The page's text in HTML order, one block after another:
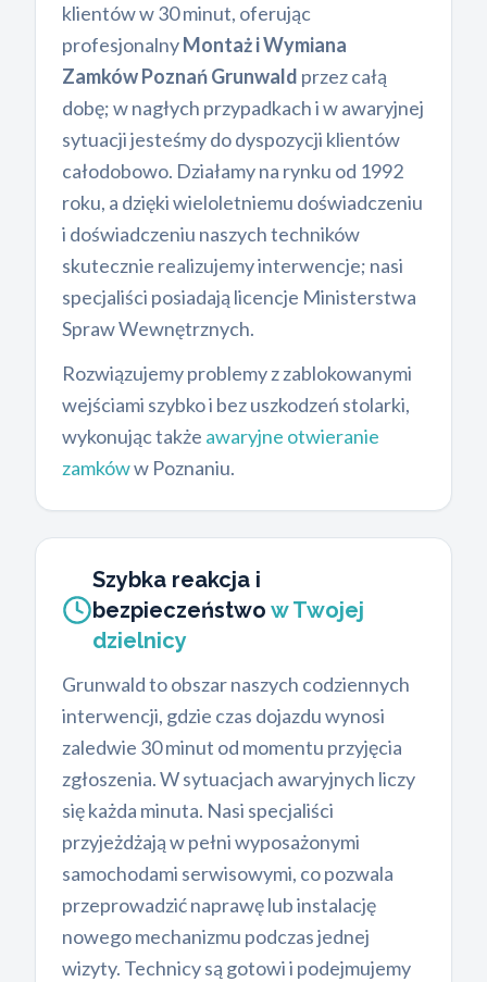
klientów w 30 minut, oferując
profesjonalnyMontaż i Wymiana
Zamków Poznań Grunwald przez całą
dobę; w nagłych przypadkach i w awaryjnej
sytuacji jesteśmy do dyspozycji klientów
całodobowo. Działamy na rynku od 1992
roku, a dzięki wieloletniemu doświadczeniu
i doświadczeniu naszych techników
skutecznie realizujemy interwencje; nasi
specjaliści posiadają licencje Ministerstwa
Spraw Wewnętrznych.
Rozwiązujemy problemy z zablokowanymi
wejściami szybko i bez uszkodzeń stolarki,
wykonując także awaryjne otwieranie
zamkóww Poznaniu.
Szybka reakcja i
bezpieczeństwo w Twojej
dzielnicy
Grunwald to obszar naszych codziennych
interwencji, gdzie czas dojazdu wynosi
zaledwie 30 minut od momentu przyjęcia
zgłoszenia. W sytuacjach awaryjnych liczy
się każda minuta. Nasi specjaliści
przyjeżdżają w pełni wyposażonymi
samochodami serwisowymi, co pozwala
przeprowadzić naprawę lub instalację
nowego mechanizmu podczas jednej
wizyty. Technicy są gotowi i podejmujemy